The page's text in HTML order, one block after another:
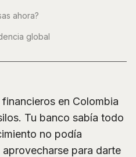
ahora?
global
en Colombia
Tu banco sabía todo
no podía
para darte